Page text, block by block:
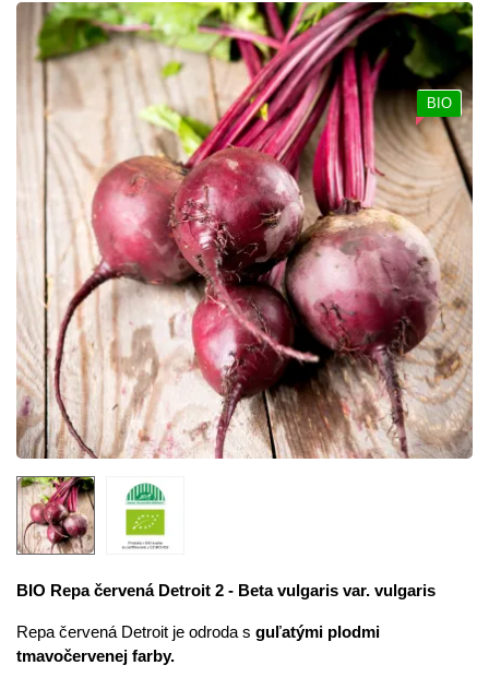
BIO
BIO Repa červená Detroit 2 - Beta vulgaris var. vulgaris
Repa červená Detroit je odroda s guľatými plodmi
tmavočervenej farby.